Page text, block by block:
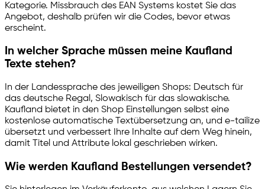
Kategorie. Missbrauch des EAN Systems kostet Sie das
Angebot, deshalb prüfen wir die Codes, bevor etwas
erscheint.
In welcher Sprache müssen meine Kaufland
Texte stehen?
In der Landessprache des jeweiligen Shops: Deutsch für
das deutsche Regal, Slowakisch für das slowakische.
Kaufland bietet in den Shop Einstellungen selbst eine
kostenlose automatische Textübersetzung an, und e-tailize
übersetzt und verbessert Ihre Inhalte auf dem Weg hinein,
damit Titel und Attribute lokal geschrieben wirken.
Wie werden Kaufland Bestellungen versendet?